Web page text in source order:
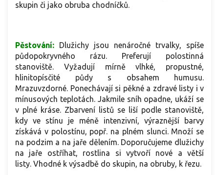
skupin či jako obruba chodníčků.
Pěstování: Dlužichy jsou nenáročné trvalky, spíše
půdopokryvného rázu. Preferují polostinná
stanoviště. Vyžadují mírně vlhké, propustné,
hlinitopísčité půdy s obsahem humusu.
Mrazuvzdorné. Ponechávají si pěkné a zdravé listy i v
mínusových teplotách. Jakmile sníh opadne, ukáží se
v plné kráse. Zbarvení listů se liší podle stanoviště,
kdy ve stínu je méně intenzivní, výraznější barvy
získává v polostínu, popř. na plném slunci. Množí se
na podzim a na jaře dělením. Doporučujeme dlužichy
na jaře ostříhat, rostlina si vytvoří nové a větší
listy. Vhodné k výsadbě do skupin, na obruby, k řezu.